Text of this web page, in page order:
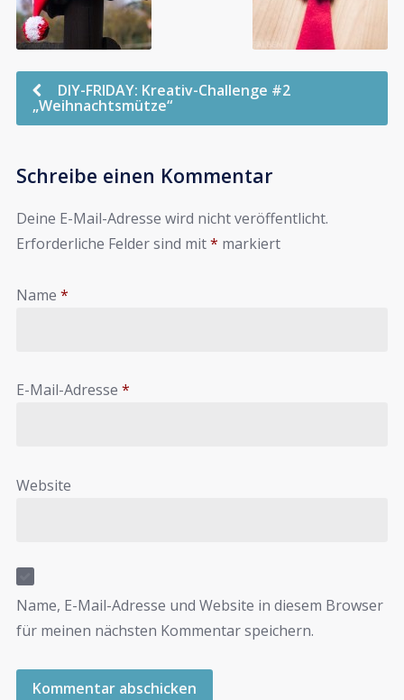
DIY-FRIDAY: Kreativ-Challenge #2
„Weihnachtsmütze“
Schreibe einen Kommentar
Deine E-Mail-Adresse wird nicht veröffentlicht.
Erforderliche Felder sind mit* markiert
Name *
E-Mail-Adresse *
Website
Name, E-Mail-Adresse und Website in diesem Browser
für meinen nächsten Kommentar speichern.